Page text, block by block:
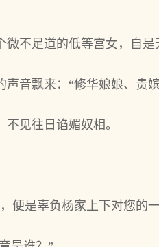
不足道的低等宫女，自是
音飘来：“修华娘娘、贵
见往日谄媚奴相。
便是辜负杨家上下对您的